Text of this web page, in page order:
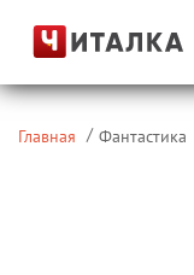
Главная Фантастика